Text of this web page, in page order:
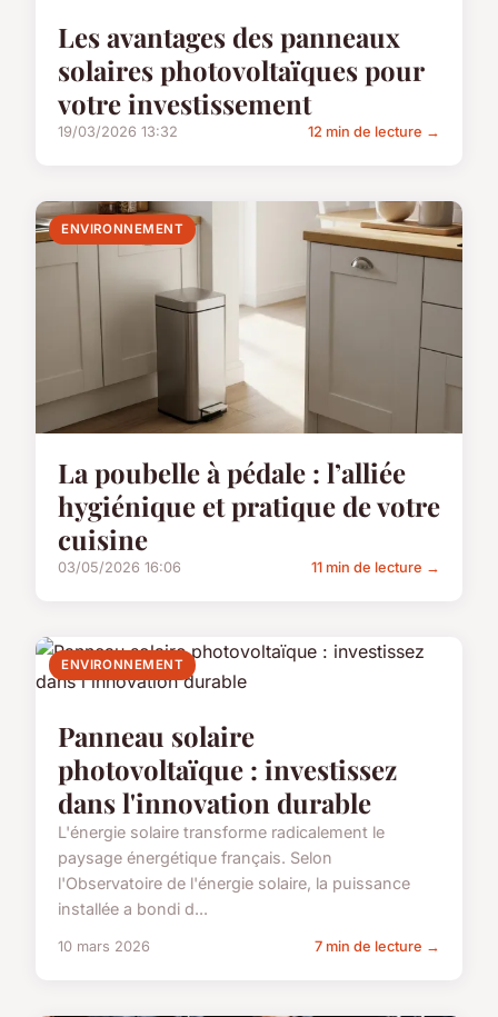
Les avantages des panneaux
solaires photovoltaïques pour
votre investissement
19/03/2026 13:32 12 min de lecture →
ENVIRONNEMENT
La poubelle à pédale : l’alliée
hygiénique et pratique de votre
cuisine
03/05/2026 16:06 11 min de lecture →
ENVIRONNEMENT
Panneau solaire
photovoltaïque : investissez
dans l'innovation durable
L'énergie solaire transforme radicalement le
paysage énergétique français. Selon
l'Observatoire de l'énergie solaire, la puissance
installée a bondi d...
10 mars 2026 7 min de lecture →